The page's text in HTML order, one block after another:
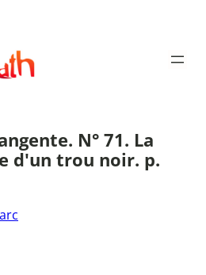
N° 71. La
d'un trou noir. p.